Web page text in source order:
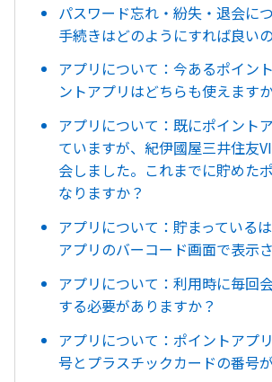
パスワード忘れ・紛失・退会に
手続きはどのようにすれば良い
アプリについて：今あるポイン
ントアプリはどちらも使えます
アプリについて：既にポイント
ていますが、紀伊國屋三井住友
会しました。これまでに貯めた
なりますか？
アプリについて：貯まっている
アプリのバーコード画面で表示
アプリについて：利用時に毎回
する必要がありますか？
アプリについて：ポイントアプ
号とプラスチックカードの番号が